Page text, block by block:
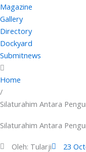
Magazine
Gallery
Directory
Dockyard
Submitnews
Home
/
Silaturahim Antara
Silaturahim Antara
Oleh: Tularji 23